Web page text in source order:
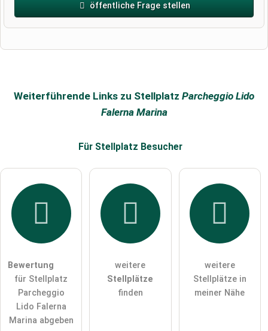
öffentliche Frage stellen
Hiermit akzeptiere ich die .
Die Datenschutzerklärunghabe ich zur Kenntnis genommen.
öffentliche Frage stellen
Bitte beachten Sie, öffentliche Fragen sind
Besucher sichtbar
Klicken Sie hier um eine
Weiterführende Links zu Stellplatz Parcheggio Lido
Falerna Marina
Für Stellplatz Besucher
Bewertung
für Stellplatz
Parcheggio
Lido Falerna
Marina abgeben
weitere
Stellplätze
finden
weitere
Stellplätze in
meiner Nähe